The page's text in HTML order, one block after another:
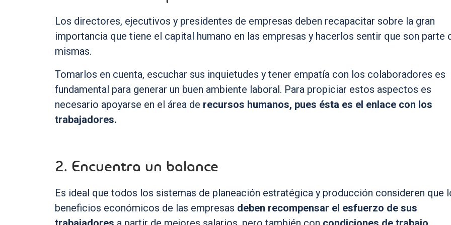
Los directores, ejecutivos y presidentes de empresas deben recapacitar sobre la gran
importancia que tiene el capital humano en las empresas y hacerlos sentir que son parte
mismas.
Tomarlos en cuenta, escuchar sus inquietudes y tener empatía con los colaboradores es
fundamental para generar un buen ambiente laboral. Para propiciar estos aspectos es
necesario apoyarse en el área de recursos humanos, pues ésta es el enlace con los
trabajadores.
2. Encuentra un balance
Es ideal que todos los sistemas de planeación estratégica y producción consideren que
beneficios económicos de las empresas deben recompensar el esfuerzo de sus